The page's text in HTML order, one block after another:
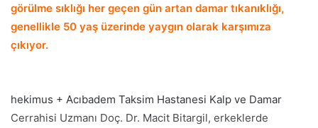
görülme sıklığı her geçen gün artan damar tıkanıklığı,
genellikle 50 yaş üzerinde yaygın olarak karşımıza
çıkıyor.
hekimus + Acıbadem Taksim Hastanesi Kalp ve Damar
Cerrahisi Uzmanı Doç. Dr. Macit Bitargil, erkeklerde